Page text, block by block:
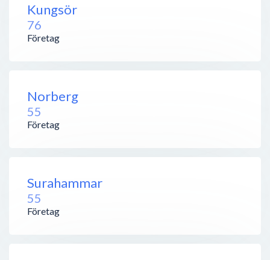
Kungsör
76
Företag
Norberg
55
Företag
Surahammar
55
Företag